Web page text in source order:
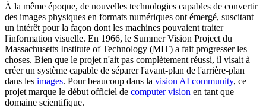
À la même époque, de nouvelles technologies capables de convertir
des images physiques en formats numériques ont émergé, suscitant
un intérêt pour la façon dont les machines pouvaient traiter
l'information visuelle. En 1966, le Summer Vision Project du
Massachusetts Institute of Technology (MIT) a fait progresser les
choses. Bien que le projet n'ait pas complètement réussi, il visait à
créer un système capable de séparer l'avant-plan de l'arrière-plan
dans les images. Pour beaucoup dans la vision AI community, ce
projet marque le début officiel de computer vision en tant que
domaine scientifique.